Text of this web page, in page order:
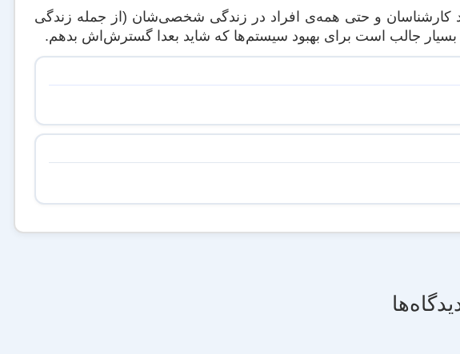
است که خیلی‌های‌شان (۴، ۶، ۷، ۱۰ و ۱۱) به درد کارشناسان و حتی همه‌ی افراد در زندگی شخصی‌شان (از جمله زندگی